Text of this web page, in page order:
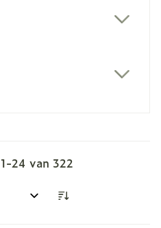
1-24 van 322